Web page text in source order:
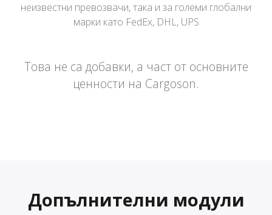
неизвестни превозвачи, така и за големи глобални
марки като FedEx, DHL, UPS
Това не са добавки, а част от основните
ценности на Cargoson.
Допълнителни модули